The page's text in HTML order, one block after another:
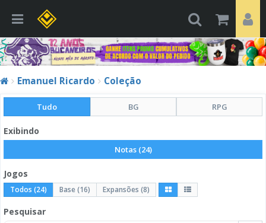
Emanuel Ricardo Coleção
Tudo BG RPG
Exibindo
Notas (24)
Jogos
Todos (24) Base (16) Expansões (8)
Pesquisar